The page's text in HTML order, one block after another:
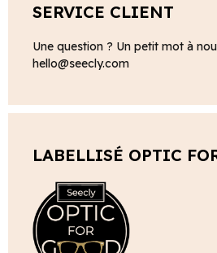
SERVICE CLIENT
Une question ? Un petit mot à
hello@seecly.com
LABELLISÉ OPTIC